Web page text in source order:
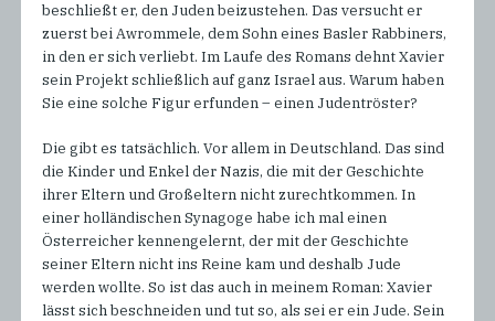
beschließt er, den Juden beizustehen. Das versucht er
zuerst bei Awrommele, dem Sohn eines Basler Rabbiners,
in den er sich verliebt. Im Laufe des Romans dehnt Xavier
sein Projekt schließlich auf ganz Israel aus. Warum haben
Sie eine solche Figur erfunden – einen Judentröster?
Die gibt es tatsächlich. Vor allem in Deutschland. Das sind
die Kinder und Enkel der Nazis, die mit der Geschichte
ihrer Eltern und Großeltern nicht zurechtkommen. In
einer holländischen Synagoge habe ich mal einen
Österreicher kennengelernt, der mit der Geschichte
seiner Eltern nicht ins Reine kam und deshalb Jude
werden wollte. So ist das auch in meinem Roman: Xavier
lässt sich beschneiden und tut so, als sei er ein Jude. Sein